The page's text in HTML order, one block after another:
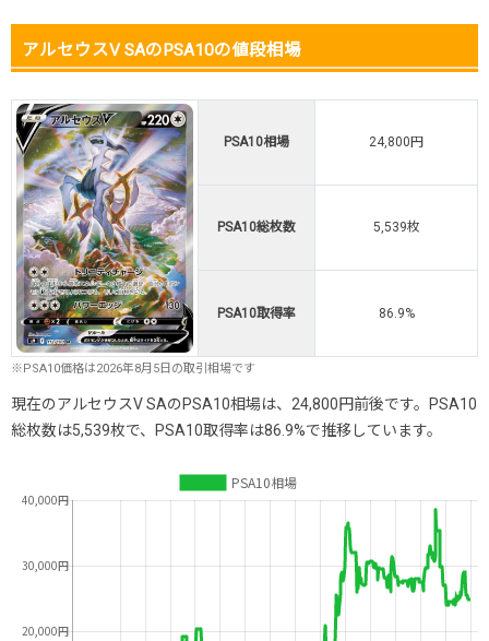
アルセウスV SAのPSA10の値段相場
PSA10相場 24,800円
PSA10総枚数 5,539枚
PSA10取得率 86.9%
※PSA10価格は2026年8月5日の取引相場です
現在のアルセウスV SAのPSA10相場は、24,800円前後です。PSA10
総枚数は5,539枚で、PSA10取得率は86.9%で推移しています。